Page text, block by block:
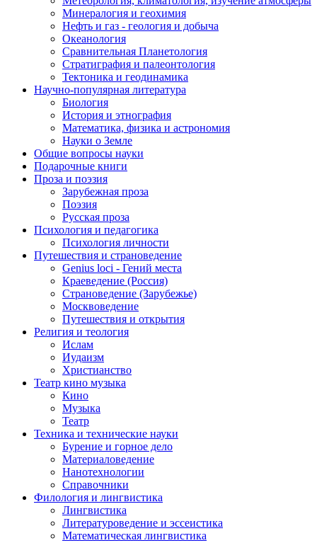
Минералогия и геохимия
Нефть и газ - геология и добыча
Океанология
Сравнительная Планетология
Стратиграфия и палеонтология
Тектоника и геодинамика
Научно-популярная литература
Биология
История и этнография
Математика, физика и астрономия
Науки о Земле
Общие вопросы науки
Подарочные книги
Проза и поэзия
Зарубежная проза
Поэзия
Русская проза
Психология и педагогика
Психология личности
Путешествия и страноведение
Genius loci - Гений места
Краеведение (Россия)
Страноведение (Зарубежье)
Москвоведение
Путешествия и открытия
Религия и теология
Ислам
Иудаизм
Христианство
Театр кино музыка
Кино
Музыка
Театр
Техника и технические науки
Бурение и горное дело
Материаловедение
Нанотехнологии
Справочники
Филология и лингвистика
Лингвистика
Литературоведение и эссеистика
Математическая лингвистика